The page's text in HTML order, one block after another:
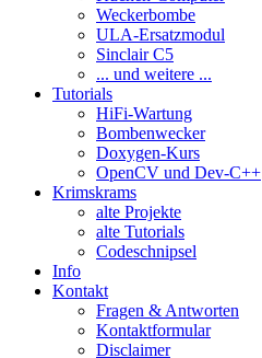
Weckerbombe
ULA-Ersatzmodul
Sinclair C5
... und weitere ...
Tutorials
HiFi-Wartung
Bombenwecker
Doxygen-Kurs
OpenCV und Dev-C++
Krimskrams
alte Projekte
alte Tutorials
Codeschnipsel
Info
Kontakt
Fragen & Antworten
Kontaktformular
Disclaimer